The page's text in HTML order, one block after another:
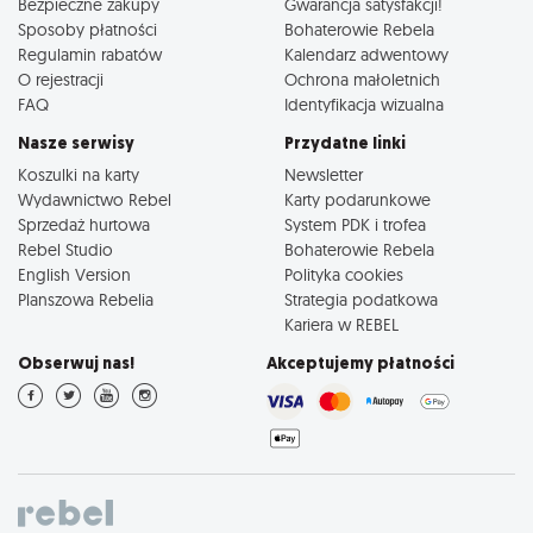
Sposoby płatności
Regulamin rabatów
O rejestracji
FAQ
Bohaterowie Rebela
Kalendarz adwentowy
Ochrona małoletnich
Identyfikacja wizualna
Nasze serwisy
Koszulki na karty
Wydawnictwo Rebel
Sprzedaż hurtowa
Rebel Studio
English Version
Planszowa Rebelia
Przydatne linki
Newsletter
Karty podarunkowe
System PDK i trofea
Bohaterowie Rebela
Polityka cookies
Strategia podatkowa
Kariera w REBEL
Obserwuj nas! Akceptujemy płatności